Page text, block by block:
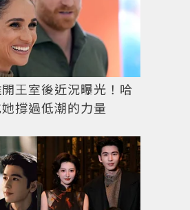
王室後近況曝光！哈
撐過低潮的力量